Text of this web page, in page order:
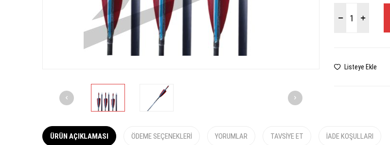
Listeye Ekle
ÜRÜN AÇIKLAMASI ÖDEME SEÇENEKLERI YORUMLAR TAVSIYE ET İADE KOŞULLARI